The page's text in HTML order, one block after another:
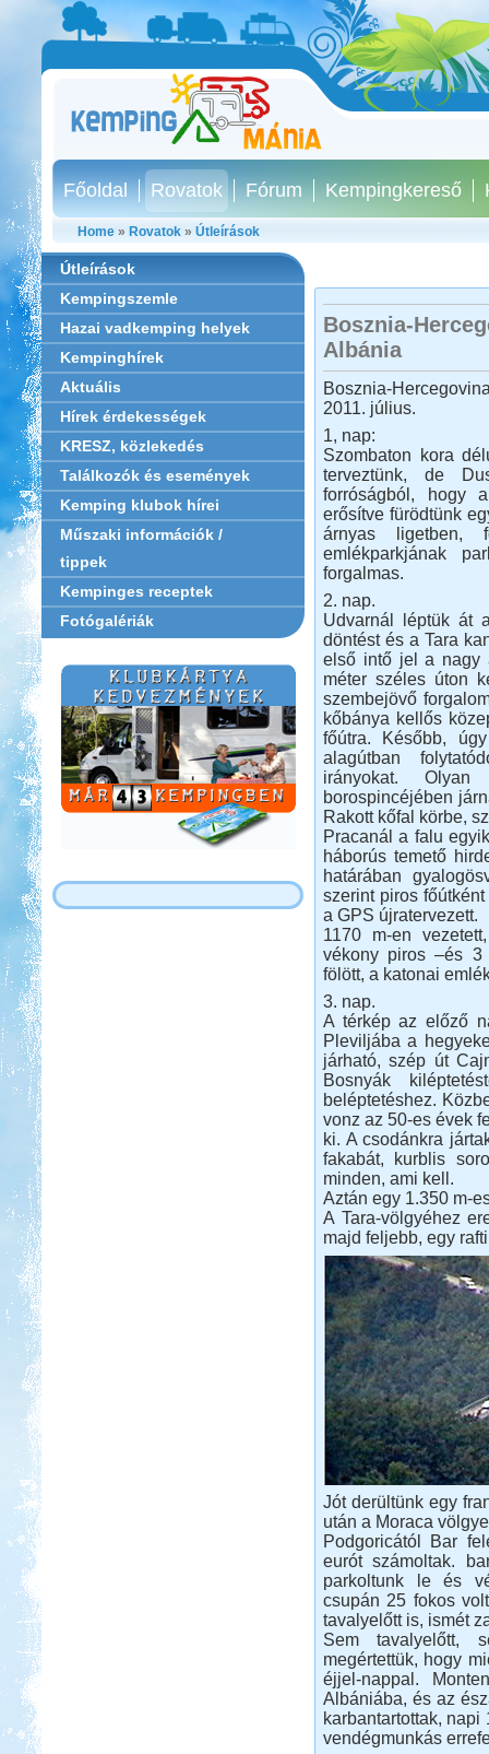
Főoldal Rovatok Fórum Kempingkereső
Home » Rovatok » Útleírások
Útleírások
Kempingszemle
Hazai vadkemping helyek
Kempinghírek
Aktuális
Hírek érdekességek
KRESZ, közlekedés
Találkozók és események
Kemping klubok hírei
Műszaki információk /
tippek
Kempinges receptek
Fotógalériák
Bosznia-
Albánia
Bosznia-
2011. július.
1, nap:
Szombaton kora
terveztünk, de
forróságból, hogy
erősítve fürödtünk
árnyas ligetben,
emlékparkjának
forgalmas.
2. nap.
Udvarnál léptük át
döntést és a Tara
első intő jel a nagy
méter széles úton
szembejövő
kőbánya kellős
főútra. Később,
alagútban
irányokat.
borospincéjében
Rakott kőfal körbe,
Pracanál a falu
háborús temető
határában
szerint piros
a GPS újratervezett.
1170 m-en
vékony piros –és 3
fölött, a katonai
3. nap.
A térkép az előző
Pleviljába a
járható, szép út
Bosnyák
beléptetéshez.
vonz az 50-es évek
ki. A csodánkra
fakabát, kurblis
minden, ami kell.
Aztán egy 1.350 m-
A Tara-völgyéhez
majd feljebb, egy
Jót derültünk egy
után a Moraca
Podgoricától Bar
eurót számoltak.
parkoltunk le és
csupán 25 fokos
tavalyelőtt is, ismét
Sem tavalyelőtt,
megértettük, hogy
éjjel-nappal.
Albániába, és az
karbantartottak,
vendégmunkás